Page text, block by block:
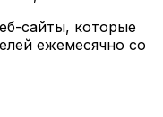
сайты, которые
ежемесячно со